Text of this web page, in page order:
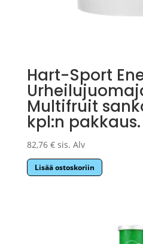
Hart-Sport
Multifruit
kpl:n pakkaus.
82,76 € sis. Alv
Lisää ostoskoriin